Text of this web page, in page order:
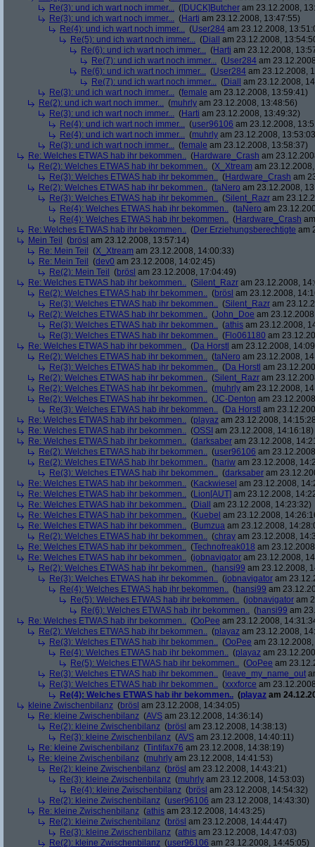
Re(3): und ich wart noch immer... ([DUCK]Butcher am 23.12.2008,
Re(3): und ich wart noch immer... (Harti am 23.12.2008, 13:47:55)
Re(4): und ich wart noch immer... (User284 am 23.12.2008,
Re(5): und ich wart noch immer... (Diall
am 23.12.2008,
Re(6): und ich wart noch immer... (Harti am 23.12.2008,
Re(7): und ich wart noch immer... (User284 am
Re(6): und ich wart noch immer... (User284 am 23.12.2008,
Re(7): und ich wart noch immer... (Diall
am 23.12.2008,
Re(3): und ich wart noch immer... (female am 23.12.2008, 13:59:41)
Re(2): und ich wart noch immer... (muhrly am 23.12.2008, 13:48:56)
Re(3): und ich wart noch immer... (Harti am 23.12.2008, 13:49:32)
Re(4): und ich wart noch immer... (user96106 am 23.12.2008,
Re(4): und ich wart noch immer... (muhrly am 23.12.2008,
Re(3): und ich wart noch immer... (female am 23.12.2008, 13:58:37)
Re: Welches ETWAS hab ihr bekommen.. (Hardware_Crash am
Re(2): Welches ETWAS hab ihr bekommen.. (X_Xtream am
Re(3): Welches ETWAS hab ihr bekommen.. (Hardware_Crash am
Re(2): Welches ETWAS hab ihr bekommen.. (taNero am 23.12.2008,
Re(3): Welches ETWAS hab ihr bekommen.. (Silent_Razr am
Re(4): Welches ETWAS hab ihr bekommen.. (taNero am
Re(4): Welches ETWAS hab ihr bekommen.. (Hardware_Crash
Re: Welches ETWAS hab ihr bekommen.. (Der Erziehungsberechtigte am
Mein Teil
(brösl am 23.12.2008, 13:57:14)
Re: Mein Teil
(X_Xtream am 23.12.2008, 14:00:33)
Re: Mein Teil
(dev0 am 23.12.2008, 14:02:45)
Re(2): Mein Teil
(brösl am 23.12.2008, 17:04:49)
Re: Welches ETWAS hab ihr bekommen.. (Silent_Razr am 23.12.2008,
Re(2): Welches ETWAS hab ihr bekommen.. (brösl am 23.12.2008,
Re(3): Welches ETWAS hab ihr bekommen.. (Silent_Razr am
Re(2): Welches ETWAS hab ihr bekommen.. (John_Doe am
Re(3): Welches ETWAS hab ihr bekommen.. (athis am 23.12.2008,
Re(3): Welches ETWAS hab ihr bekommen.. (Flo061180 am
Re: Welches ETWAS hab ihr bekommen.. (Da Horstl am 23.12.2008,
Re(2): Welches ETWAS hab ihr bekommen.. (taNero am 23.12.2008,
Re(3): Welches ETWAS hab ihr bekommen.. (Da Horstl am
Re(2): Welches ETWAS hab ihr bekommen.. (Silent_Razr am
Re(2): Welches ETWAS hab ihr bekommen.. (muhrly am 23.12.2008,
Re(2): Welches ETWAS hab ihr bekommen.. (JC-Denton am
Re(3): Welches ETWAS hab ihr bekommen.. (Da Horstl am
Re: Welches ETWAS hab ihr bekommen.. (playaz am 23.12.2008,
Re: Welches ETWAS hab ihr bekommen.. (OSSI am 23.12.2008, 14:16:18)
Re: Welches ETWAS hab ihr bekommen.. (darksaber am 23.12.2008,
Re(2): Welches ETWAS hab ihr bekommen.. (user96106 am
Re(2): Welches ETWAS hab ihr bekommen.. (hariw am 23.12.2008,
Re(3): Welches ETWAS hab ihr bekommen.. (darksaber am
Re: Welches ETWAS hab ihr bekommen.. (Kackwiesel am 23.12.2008,
Re: Welches ETWAS hab ihr bekommen.. (Lion[AUT] am 23.12.2008,
Re: Welches ETWAS hab ihr bekommen.. (Diall
am 23.12.2008, 14:23:32)
Re: Welches ETWAS hab ihr bekommen.. (Kuebel am 23.12.2008,
Re: Welches ETWAS hab ihr bekommen.. (Bumzua am 23.12.2008,
Re(2): Welches ETWAS hab ihr bekommen.. (chray am 23.12.2008,
Re: Welches ETWAS hab ihr bekommen.. (Technofreak018 am
Re: Welches ETWAS hab ihr bekommen.. (jobnavigator am 23.12.2008,
Re(2): Welches ETWAS hab ihr bekommen.. (hansi99 am 23.12.2008,
Re(3): Welches ETWAS hab ihr bekommen.. (jobnavigator am
Re(4): Welches ETWAS hab ihr bekommen.. (hansi99 am
Re(5): Welches ETWAS hab ihr bekommen.. (jobnavigator am
Re(6): Welches ETWAS hab ihr bekommen.. (hansi99 am
Re: Welches ETWAS hab ihr bekommen.. (OoPee am 23.12.2008,
Re(2): Welches ETWAS hab ihr bekommen.. (playaz am 23.12.2008,
Re(3): Welches ETWAS hab ihr bekommen.. (OoPee am
Re(4): Welches ETWAS hab ihr bekommen.. (playaz am
Re(5): Welches ETWAS hab ihr bekommen.. (OoPee am
Re(3): Welches ETWAS hab ihr bekommen.. ( leave_my_name_out
Re(3): Welches ETWAS hab ihr bekommen.. (xxxforce am
Re(4): Welches ETWAS hab ihr bekommen.. (playaz am
kleine Zwischenbilanz (brösl am 23.12.2008, 14:34:05)
Re: kleine Zwischenbilanz (AVS am 23.12.2008, 14:36:14)
Re(2): kleine Zwischenbilanz (brösl am 23.12.2008, 14:38:13)
Re(3): kleine Zwischenbilanz (AVS am 23.12.2008, 14:40:11)
Re: kleine Zwischenbilanz (Tintifax76 am 23.12.2008, 14:38:19)
Re: kleine Zwischenbilanz (muhrly am 23.12.2008, 14:41:53)
Re(2): kleine Zwischenbilanz (brösl am 23.12.2008, 14:43:21)
Re(3): kleine Zwischenbilanz (muhrly am 23.12.2008, 14:53:03)
Re(4): kleine Zwischenbilanz (brösl am 23.12.2008, 14:54:32)
Re(2): kleine Zwischenbilanz (user96106 am 23.12.2008, 14:43:30)
Re: kleine Zwischenbilanz (athis am 23.12.2008, 14:43:25)
Re(2): kleine Zwischenbilanz (brösl am 23.12.2008, 14:44:47)
Re(3): kleine Zwischenbilanz (athis am 23.12.2008, 14:47:03)
Re(2): kleine Zwischenbilanz (user96106 am 23.12.2008, 14:45:05)